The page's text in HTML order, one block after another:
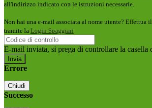
all'indirizzo indicato con le istruzioni necessarie.
Non hai una e-mail associata al nome utente? Effettua
tramite la Login Spaggiari
E-mail inviata, si prega di controllare la casella
Errore
Chiudi
Successo